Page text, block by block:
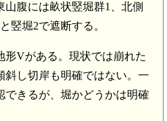
腹には畝状竪堀群1、北側
竪堀2で遮断する。
形Vがある。現状では崩れた
斜し切岸も明確ではない。一
できるが、堀かどうかは明確